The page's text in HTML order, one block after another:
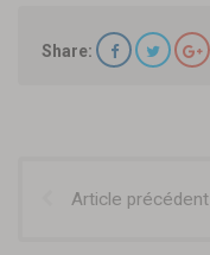
Share:
Article précédent